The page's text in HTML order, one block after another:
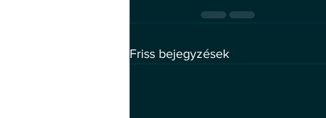
Friss bejegyzések